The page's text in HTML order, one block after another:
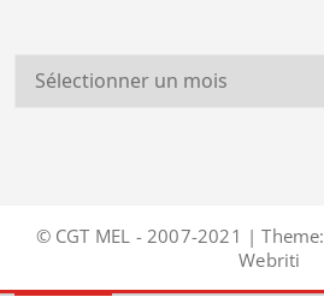
© CGT MEL - 2007-2021 | Theme:
Webriti